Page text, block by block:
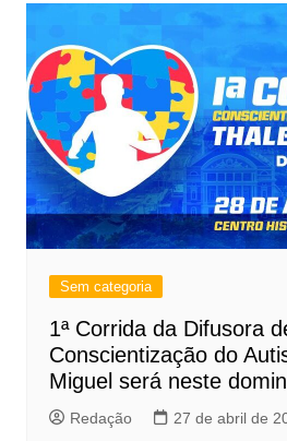
Sem categoria
1ª Corrida da Difusora
Conscientização do
Miguel será neste
Redação 27 de abril de